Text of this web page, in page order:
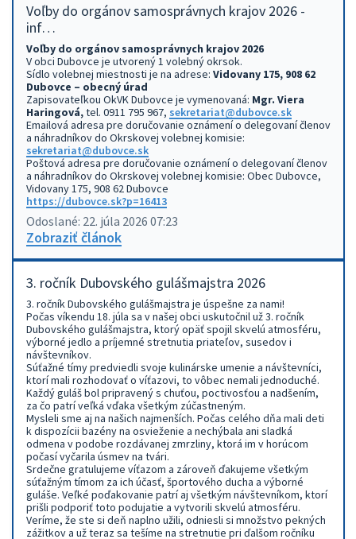
Voľby do orgánov samosprávnych krajov 2026 -
inf…
Voľby do orgánov samosprávnych krajov 2026
V obci Dubovce je utvorený 1 volebný okrsok.
Sídlo volebnej miestnosti je na adrese: Vidovany 175, 908 62
Dubovce – obecný úrad
Zapisovateľkou OkVK Dubovce je vymenovaná: Mgr. Viera
Haringová,tel. 0911 795 967, sekretariat@dubovce.sk
Emailová adresa pre doručovanie oznámení o delegovaní členov
a náhradníkov do Okrskovej volebnej komisie:
sekretariat@dubovce.sk
Poštová adresa pre doručovanie oznámení o delegovaní členov
a náhradníkov do Okrskovej volebnej komisie: Obec Dubovce,
Vidovany 175, 908 62 Dubovce
https://dubovce.sk?p=16413
Odoslané: 22. júla 2026 07:23
Zobraziť článok
3. ročník Dubovského gulášmajstra 2026
3. ročník Dubovského gulášmajstra je úspešne za nami!
Počas víkendu 18. júla sa v našej obci uskutočnil už 3. ročník
Dubovského gulášmajstra, ktorý opäť spojil skvelú atmosféru,
výborné jedlo a príjemné stretnutia priateľov, susedov i
návštevníkov.
Súťažné tímy predviedli svoje kulinárske umenie a návštevníci,
ktorí mali rozhodovať o víťazovi, to vôbec nemali jednoduché.
Každý guláš bol pripravený s chuťou, poctivosťou a nadšením,
za čo patrí veľká vďaka všetkým zúčastneným.
Mysleli sme aj na našich najmenších. Počas celého dňa mali deti
k dispozícii bazény na osvieženie a nechýbala ani sladká
odmena v podobe rozdávanej zmrzliny, ktorá im v horúcom
počasí vyčarila úsmev na tvári.
Srdečne gratulujeme víťazom a zároveň ďakujeme všetkým
súťažným tímom za ich účasť, športového ducha a výborné
guláše. Veľké poďakovanie patrí aj všetkým návštevníkom, ktorí
prišli podporiť toto podujatie a vytvorili skvelú atmosféru.
Veríme, že ste si deň naplno užili, odniesli si množstvo pekných
zážitkov a už teraz sa tešíme na stretnutie pri ďalšom ročníku